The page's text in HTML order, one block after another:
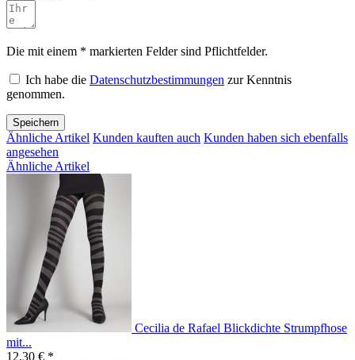
Die mit einem * markierten Felder sind Pflichtfelder.
Ich habe die Datenschutzbestimmungen zur Kenntnis
genommen.
Speichern
Ähnliche Artikel Kunden kauften auch Kunden haben sich ebenfalls
angesehen
Ähnliche Artikel
Cecilia de Rafael Blickdichte Strumpfhose
mit...
12,30 € *